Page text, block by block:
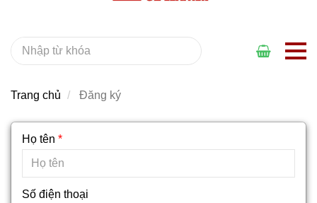
Trang chủ Đăng ký
Họ tên *
Số điện thoại